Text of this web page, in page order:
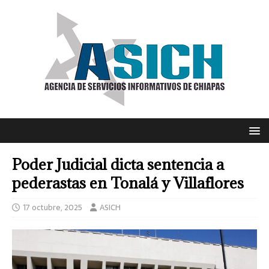
Poder Judicial dicta sentencia a
pederastas en Tonalá y Villaflores
17 octubre, 2025 ASICH